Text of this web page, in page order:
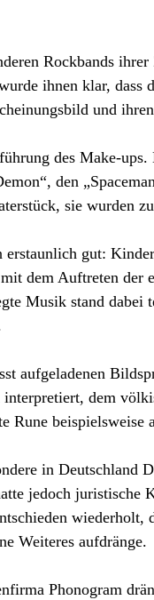
Rockbands
ihnen klar,
und
des Make-
den
sie wurden
gut:
dem Auftreten
Musik stand dabei
aufgeladenen
dem
Rune beispielsweise
in Deutschland
jedoch juristische
Weiteres aufdränge.
Phonogram